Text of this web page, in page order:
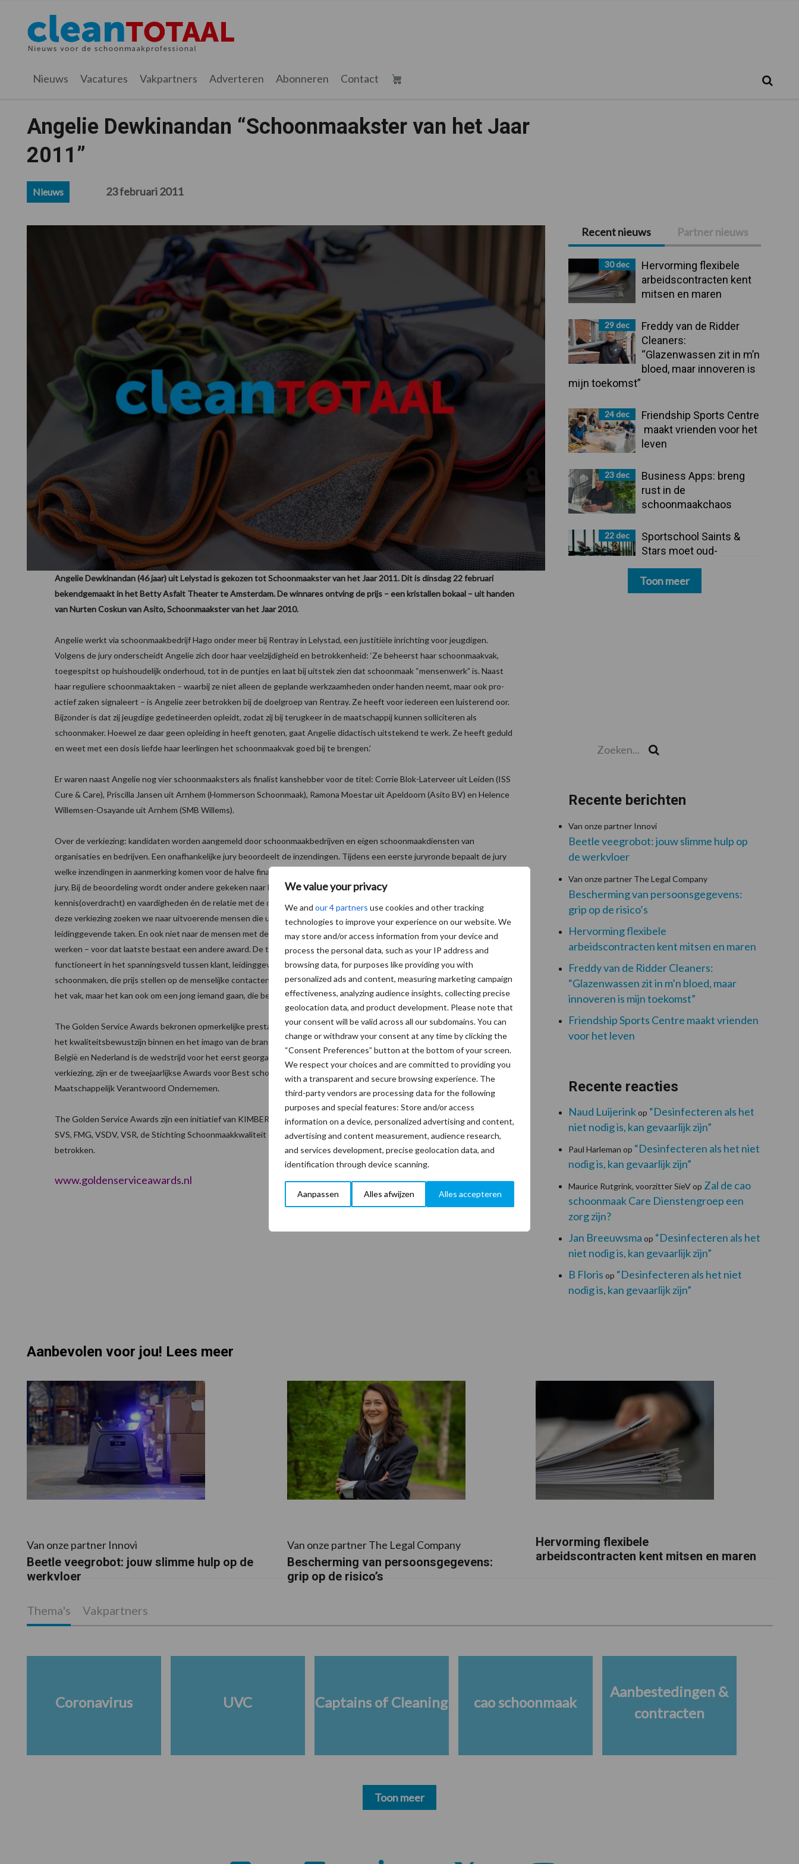
We value your privacy
We and our 4 partners use cookies and other tracking
technologies to improve your experience on our website. We
may store and/or access information from your device and
process the personal data, such as your IP address and
browsing data, for purposes like providing you with
personalized ads and content, measuring marketing campaign
effectiveness, analyzing audience insights, collecting precise
geolocation data, and product development. Please note that
your consent will be valid across all our subdomains. You can
change or withdraw your consent at any time by clicking the
“Consent Preferences” button at the bottom of your screen.
We respect your choices and are committed to providing you
with a transparent and secure browsing experience. The
third-party vendors are processing data for the following
purposes and special features: Store and/or access
information on a device, personalized advertising and content,
advertising and content measurement, audience research,
and services development, precise geolocation data, and
identification through device scanning.
Aanpassen Alles afwijzen Alles accepteren
hoofdnavigatie
hoofd
inhoud
eerste
sidebar
voettekst
Cleantotaal.nl
Het
laatste
voor
professionele
schoonmaak
Nieuws Vacatures Vakpartners Adverteren Abonneren Contact
Angelie Dewkinandan “Schoonmaakster van het Jaar
2011”
Nieuws 23 februari 2011
Angelie Dewkinandan (46 jaar) uit Lelystad is gekozen tot Schoonmaakster van het Jaar 2011. Dit is dinsdag 22 februari
bekendgemaakt in het Betty Asfalt Theater te Amsterdam. De winnares ontving de prijs – een kristallen bokaal – uit handen
van Nurten Coskun van Asito, Schoonmaakster van het Jaar 2010.
Angelie werkt via schoonmaakbedrijf Hago onder meer bij Rentray in Lelystad, een justitiële inrichting voor jeugdigen.
Volgens de jury onderscheidt Angelie zich door haar veelzijdigheid en betrokkenheid: ‘Ze beheerst haar schoonmaakvak,
toegespitst op huishoudelijk onderhoud, tot in de puntjes en laat bij uitstek zien dat schoonmaak “mensenwerk” is. Naast
haar reguliere schoonmaaktaken – waarbij ze niet alleen de geplande werkzaamheden onder handen neemt, maar ook pro-
actief zaken signaleert – is Angelie zeer betrokken bij de doelgroep van Rentray. Ze heeft voor iedereen een luisterend oor.
Bijzonder is dat zij jeugdige gedetineerden opleidt, zodat zij bij terugkeer in de maatschappij kunnen solliciteren als
schoonmaker. Hoewel ze daar geen opleiding in heeft genoten, gaat Angelie didactisch uitstekend te werk. Ze heeft geduld
en weet met een dosis liefde haar leerlingen het schoonmaakvak goed bij te brengen.’
Er waren naast Angelie nog vier schoonmaaksters als finalist kanshebber voor de titel: Corrie Blok-Laterveer uit Leiden (ISS
Cure & Care), Priscilla Jansen uit Arnhem (Hommerson Schoonmaak), Ramona Moestar uit Apeldoorn (Asito BV) en Helence
Willemsen-Osayande uit Arnhem (SMB Willems).
Over de verkiezing: kandidaten worden aangemeld door schoonmaakbedrijven en eigen schoonmaakdiensten van
organisaties en bedrijven. Een onafhankelijke jury beoordeelt de inzendingen. Tijdens een eerste juryronde bepaalt de jury
welke inzendingen in aanmerking komen voor de halve finale. Deze kandidaten krijgen vervolgens persoonlijk bezoek van de
jury. Bij de beoordeling wordt onder andere gekeken naar betrokkenheid, inzet, motivatie, opleiding & ervaring,
kennis(overdracht) en vaardigheden én de relatie met de opdrachtgever en het eigen team. Jurylid Cor van der Velden: ‘In
deze verkiezing zoeken we naar uitvoerende mensen die uitblinken in hun vak, dus niet naar medewerkers met veel
leidinggevende taken. En ook niet naar de mensen met de meeste diploma’s of de kandidaten die in het schoonste gebouw
werken – voor dat laatste bestaat een andere award. De titel gaat steeds naar dié kundige kandidaat die het beste
functioneert in het spanningsveld tussen klant, leidinggevende en collega’s. Het zijn mensen met een passie voor
schoonmaken, die prijs stellen op de menselijke contacten die schoonmaak met zich meebrengt. Meestal zit hij of zij al lang in
het vak, maar het kan ook om een jong iemand gaan, die bewust vanaf school voor de schoonmaak heeft gekozen.’
The Golden Service Awards bekronen opmerkelijke prestaties in de schoonmaakbranche en willen een bijdrage leveren aan
het kwaliteitsbewustzijn binnen en het imago van de branche. De prijzen zijn voor het eerst uitgereikt in Engeland in 1991. In
België en Nederland is de wedstrijd voor het eerst georganiseerd in 2002. Naast de jaarlijkse Schoonmaker van het Jaar-
verkiezing, zijn er de tweejaarlijkse Awards voor Best schoongemaakte project (in diverse categorieën), Beste leerbedrijf en
Maatschappelijk Verantwoord Ondernemen.
The Golden Service Awards zijn een initiatief van KIMBERLY-CLARK PROFESSIONAL*. Alpheios is Gold co-sponsor. OSB,
SVS, FMG, VSDV, VSR, de Stichting Schoonmaakkwaliteit en Service Management zijn als ambassadeur bij de wedstrijd
betrokken.
www.goldenserviceawards.nl
Primaire
Sidebar
Recent nieuws Partner nieuws
30 dec
Hervorming flexibele
arbeidscontracten kent
mitsen en maren
29 dec
Freddy van de Ridder
Cleaners:
“Glazenwassen zit in m’n
bloed, maar innoveren is
mijn toekomst”
24 dec
Friendship Sports Centre
maakt vrienden voor het
leven
23 dec
Business Apps: breng
rust in de
schoonmaakchaos
22 dec
Sportschool Saints &
Stars moet oud-
betalen
Toon meer
Recente berichten
Van onze partner Innovi
Beetle veegrobot: jouw slimme hulp op
de werkvloer
Van onze partner The Legal Company
Bescherming van persoonsgegevens:
grip op de risico’s
Hervorming flexibele
arbeidscontracten kent mitsen en maren
Freddy van de Ridder Cleaners:
“Glazenwassen zit in m’n bloed, maar
innoveren is mijn toekomst”
Friendship Sports Centre maakt vrienden
voor het leven
Recente reacties
Naud Luijerinkop “Desinfecteren als het
niet nodig is, kan gevaarlijk zijn”
Paul Harleman op “Desinfecteren als het niet
nodig is, kan gevaarlijk zijn”
Maurice Rutgrink, voorzitter SieVop Zal de cao
schoonmaak Care Dienstengroep een
zorg zijn?
Jan Breeuwsma op “Desinfecteren als het
niet nodig is, kan gevaarlijk zijn”
B Floris op “Desinfecteren als het niet
nodig is, kan gevaarlijk zijn”
Aanbevolen voor jou! Lees meer
Van onze partner Innovi
Beetle veegrobot: jouw slimme hulp op de
werkvloer
Van onze partner The Legal Company
Bescherming van persoonsgegevens:
grip op de risico’s
Hervorming flexibele
arbeidscontracten kent mitsen en maren
Thema's Vakpartners
Coronavirus UVC Captains of Cleaning cao schoonmaak
Aanbestedingen &
contracten
Toon meer